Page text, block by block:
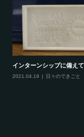
インターンシップに備えて
2021.04.19 日々のできごと